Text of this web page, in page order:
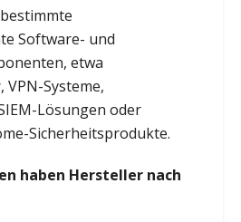
Software- und
etwa
Systeme,
Lösungen oder
Sicherheitsprodukte.
haben Hersteller nach